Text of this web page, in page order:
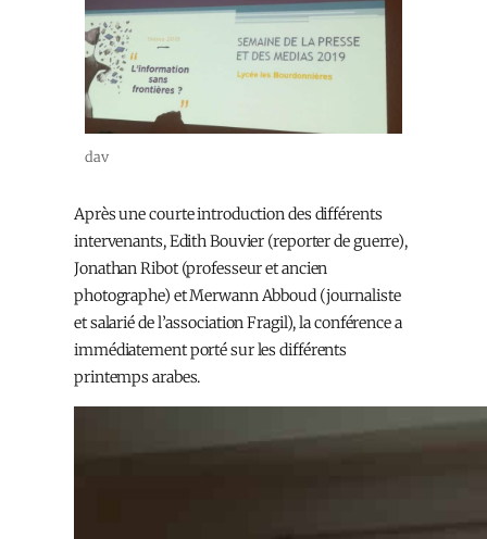
dav
Après une courte introduction des différents
intervenants, Edith Bouvier (reporter de guerre),
Jonathan Ribot (professeur et ancien
photographe) et Merwann Abboud (journaliste
et salarié de l’association Fragil), la conférence a
immédiatement porté sur les différents
printemps arabes.